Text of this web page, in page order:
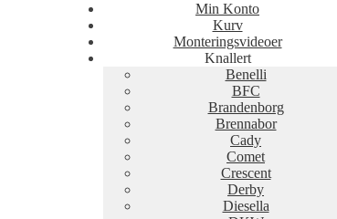
Min Konto
Kurv
Monteringsvideoer
Knallert
Benelli
BFC
Brandenborg
Brennabor
Cady
Comet
Crescent
Derby
Diesella